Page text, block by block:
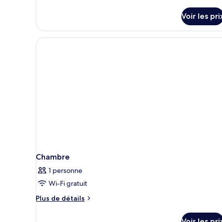
type
de
chambre
Voir les
Chambre
1 personne
Wi-Fi gratuit
Plus de détails
Plus